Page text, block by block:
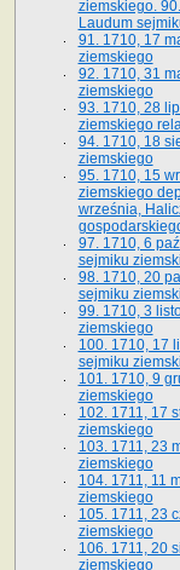
ziemskiego.
Laudum
91. 1710, 17
ziemskiego
92. 1710, 31
ziemskiego
93. 1710, 28
ziemskiego
94. 1710, 18
ziemskiego
95. 1710, 15
ziemskiego
września,
97. 1710, 6
sejmiku
98. 1710, 20
sejmiku
99. 1710, 3
ziemskiego
100. 1710, 17
sejmiku
101. 1710, 9
ziemskiego
102. 1711, 17
ziemskiego
103. 1711, 23
ziemskiego
104. 1711, 11
ziemskiego
105. 1711, 23
ziemskiego
106. 1711, 20
ziemskiego